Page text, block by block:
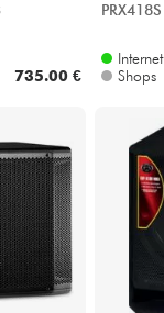
735.00 €
PRX418S
Internet
Shops